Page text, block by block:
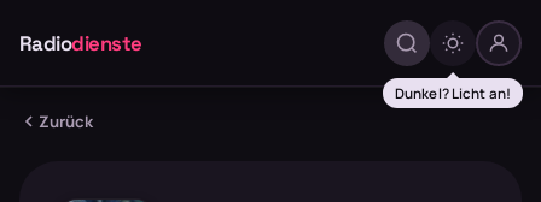
Radiodienste
Dunkel? Licht an!
Zurück